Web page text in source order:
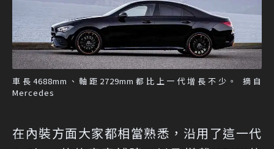
車長4688mm、軸距2729mm都比上一代增長不少。 摘自
Mercedes
在內裝方面大家都相當熟悉，沿用了這一代